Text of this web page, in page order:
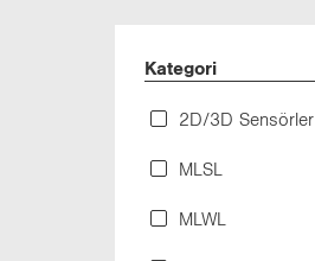
Ka­te­go­ri
2D/3D Sen­sör­ler
MLSL
MLWL